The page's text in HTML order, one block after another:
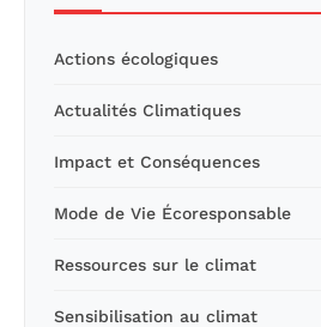
Actions écologiques
Actualités Climatiques
Impact et Conséquences
Mode de Vie Écoresponsable
Ressources sur le climat
Sensibilisation au climat